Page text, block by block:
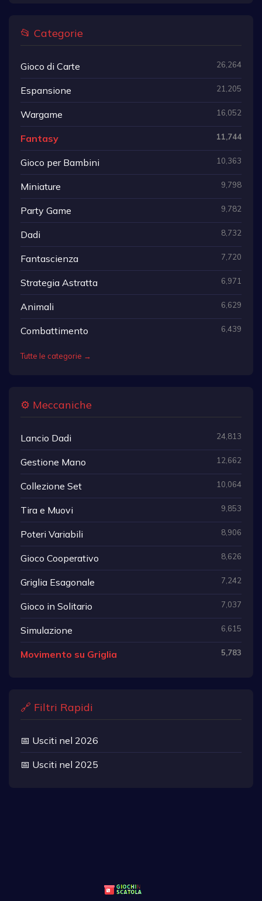
📂 Categorie
Gioco di Carte 26,264
Espansione 21,205
Wargame 16,052
Fantasy 11,744
Gioco per Bambini 10,363
Miniature 9,798
Party Game 9,782
Dadi 8,732
Fantascienza 7,720
Strategia Astratta 6,971
Animali 6,629
Combattimento 6,439
Tutte le categorie →
⚙️ Meccaniche
Lancio Dadi 24,813
Gestione Mano 12,662
Collezione Set 10,064
Tira e Muovi 9,853
Poteri Variabili 8,906
Gioco Cooperativo 8,626
Griglia Esagonale 7,242
Gioco in Solitario 7,037
Simulazione 6,615
Movimento su Griglia 5,783
🔗 Filtri Rapidi
📅 Usciti nel 2026
📅 Usciti nel 2025